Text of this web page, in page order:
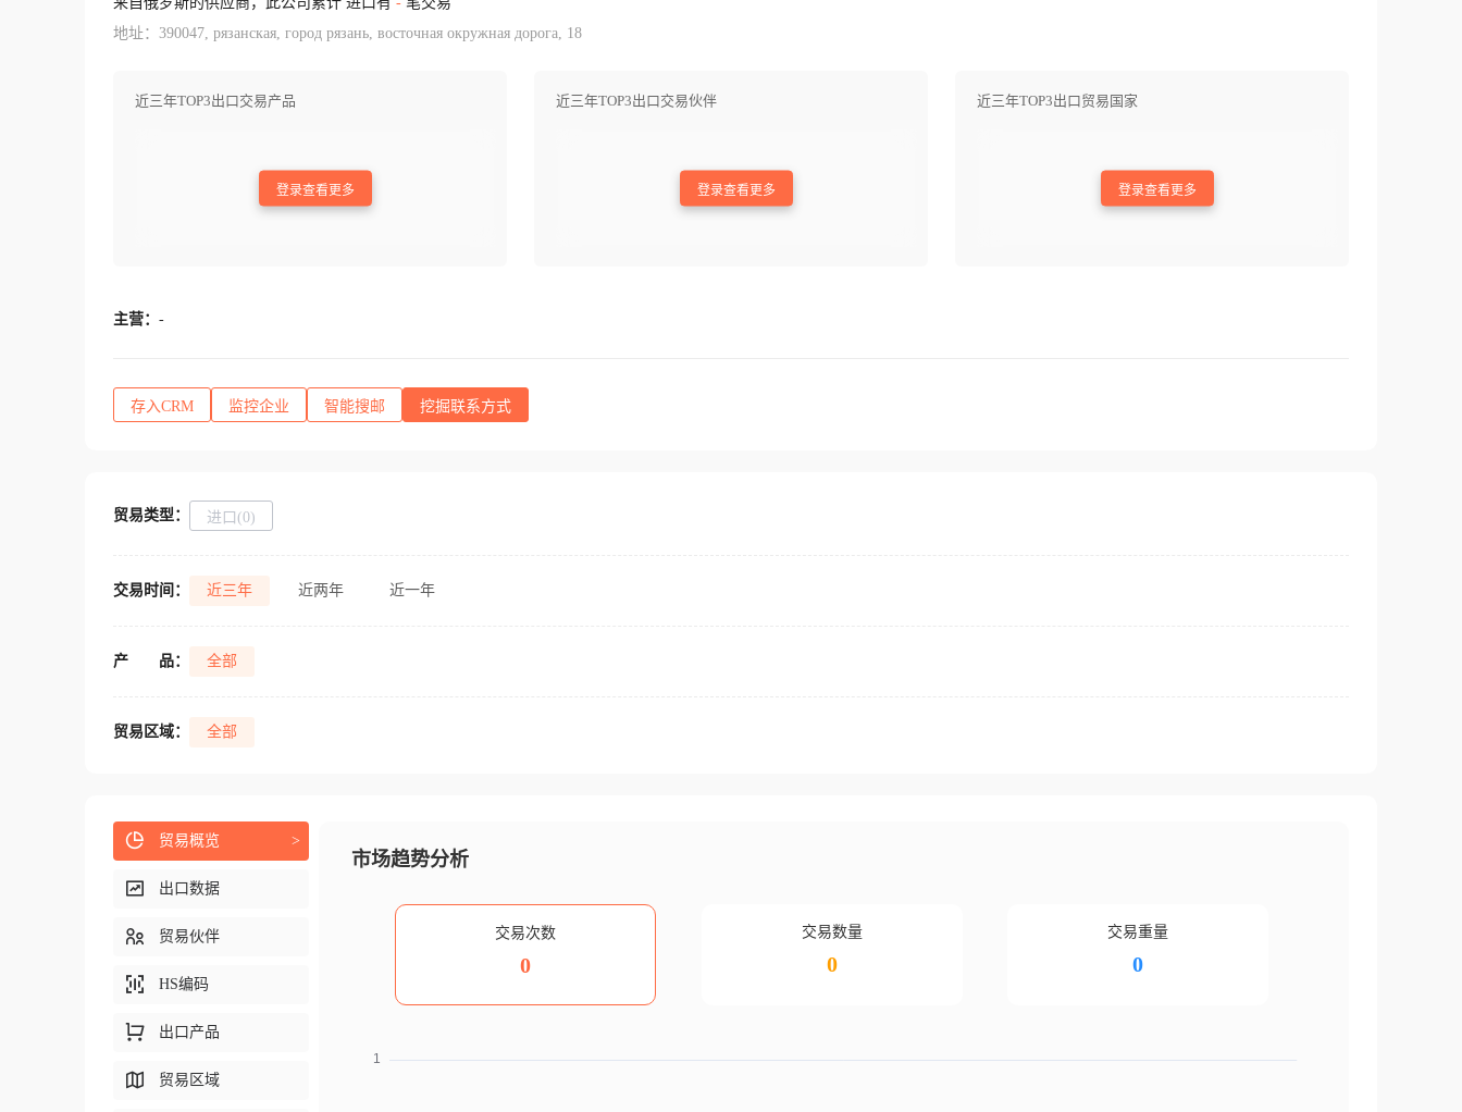
地址：390047, рязанская, город рязань, восточная окружная дорога, 18
近三年TOP3出口交易产品
登录查看更多
近三年TOP3出口交易伙伴
登录查看更多
近三年TOP3出口贸易国家
登录查看更多
主营： -
存入CRM 监控企业 智能搜邮 挖掘联系方式
贸易类型： 进口(0)
交易时间： 近三年 近两年 近一年
产 品： 全部
贸易区域： 全部
市场趋势分析
交易次数
0
交易数量
0
交易重量
0
贸易概览 >
出口数据
贸易伙伴
HS编码
出口产品
贸易区域